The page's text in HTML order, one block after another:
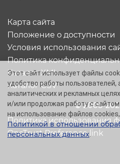
© 2005-
Карта сайта
Положение о доступности
Условия использования
Политика
Каталог XML
Каталог CSV
Политика использования
OneTrust Preference link
Этот сайт использует файлы
удобство работы пользователей,
аналитических и рекламных
и/или продолжая работу с
на использование файлов
Политикой в отношении
персональных данных.